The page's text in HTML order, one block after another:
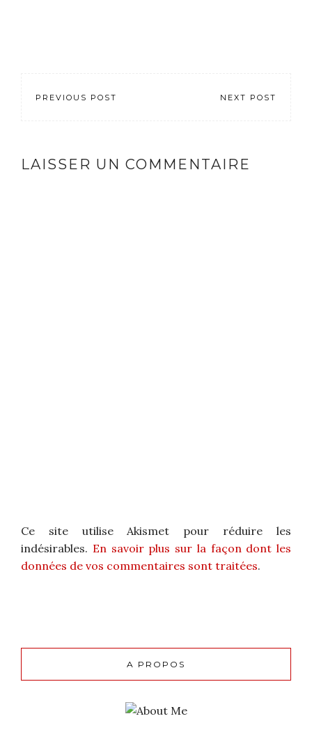
PREVIOUS POST NEXT POST
LAISSER UN COMMENTAIRE
Ce site utilise Akismet pour réduire les
indésirables. En savoir plus sur la façon dont les
données de vos commentaires sont traitées.
A PROPOS